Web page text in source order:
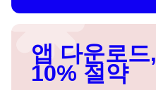
앱 다운로드,
10% 절약